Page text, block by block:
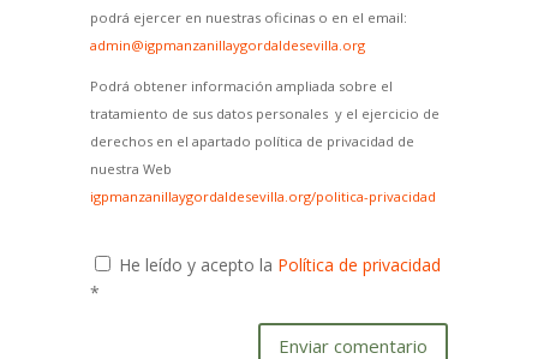
podrá ejercer en nuestras oficinas o en el email:
admin@igpmanzanillaygordaldesevilla.org
Podrá obtener información ampliada sobre el
tratamiento de sus datos personales y el ejercicio de
derechos en el apartado política de privacidad de
nuestra Web
igpmanzanillaygordaldesevilla.org/politica-privacidad
He leído y acepto la Política de privacidad
*
Enviar comentario